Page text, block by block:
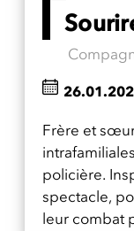
Frère et
policière.
spectacle,
leur combat